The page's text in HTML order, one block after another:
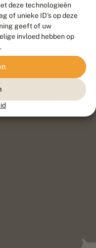
deze technologieën
of unieke ID's op deze
geeft of uw
invloed hebben op
, ontworpen door